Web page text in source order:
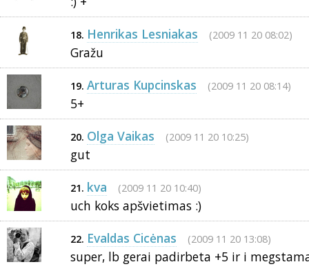
18. Henrikas Lesniakas (2009 11 20 08:02)
Gražu
19. Arturas Kupcinskas (2009 11 20 08:14)
5+
20. Olga Vaikas (2009 11 20 10:25)
gut
21. kva (2009 11 20 10:40)
uch koks apšvietimas :)
22. Evaldas Cicėnas (2009 11 20 13:08)
super, lb gerai padirbeta +5 ir i